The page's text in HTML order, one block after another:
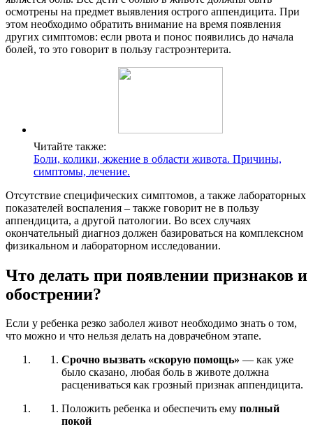
осмотрены на предмет выявления острого аппендицита. При
этом необходимо обратить внимание на время появления
других симптомов: если рвота и понос появились до начала
болей, то это говорит в пользу гастроэнтерита.
Читайте также:
Боли, колики, жжение в области живота. Причины,
симптомы, лечение.
Отсутствие специфических симптомов, а также лабораторных
показателей воспаления – также говорит не в пользу
аппендицита, а другой патологии. Во всех случаях
окончательный диагноз должен базироваться на комплексном
физикальном и лабораторном исследовании.
Что делать при появлении признаков и
обострении?
Если у ребенка резко заболел живот необходимо знать о том,
что можно и что нельзя делать на доврачебном этапе.
Срочно вызвать «скорую помощь» — как уже
было сказано, любая боль в животе должна
расцениваться как грозный признак аппендицита.
Положить ребенка и обеспечить ему полный
покой